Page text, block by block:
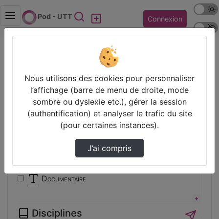
Pod - UTT Rechercher Connexion
Mode
Police
Filtres
Types
Animation
Conférence
Cours
Documentaire
Interview
Disciplines
Nous utilisons des cookies pour personnaliser
l’affichage (barre de menu de droite, mode
sombre ou dyslexie etc.), gérer la session
(authentification) et analyser le trafic du site
(pour certaines instances).
J’ai compris